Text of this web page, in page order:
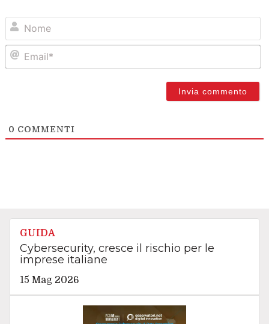
0 COMMENTI
GUIDA
Cybersecurity, cresce il rischio per le
imprese italiane
15 Mag 2026